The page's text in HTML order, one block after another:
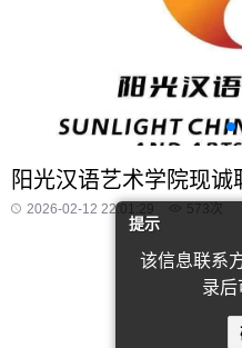
提示
该信息联系
录后
阳光汉语艺术学院现诚
2026-02-12 22:01:29 573次